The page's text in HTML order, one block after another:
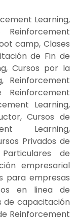
Learning,
camp, Clases
de Fin de
Cursos por la
Reinforcement
Learning,
Cursos de
Learning,
Privados de
de
empresarial
para empresas
en linea de
de capacitación
Reinforcement